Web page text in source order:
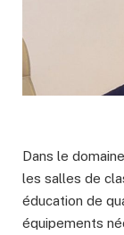
Dans le
les salles de
éducation de
équipements